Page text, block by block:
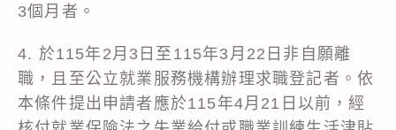
3個月者。
4. 於115年2月3日至115年3月22日非自願離
職，且至公立就業服務機構辦理求職登記者。依
本條件提出申請者應於115年4月21日以前，經